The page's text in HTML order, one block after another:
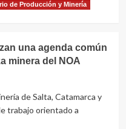
de Producción y Minería
una agenda común
minera del NOA
de Salta, Catamarca y
trabajo orientado a